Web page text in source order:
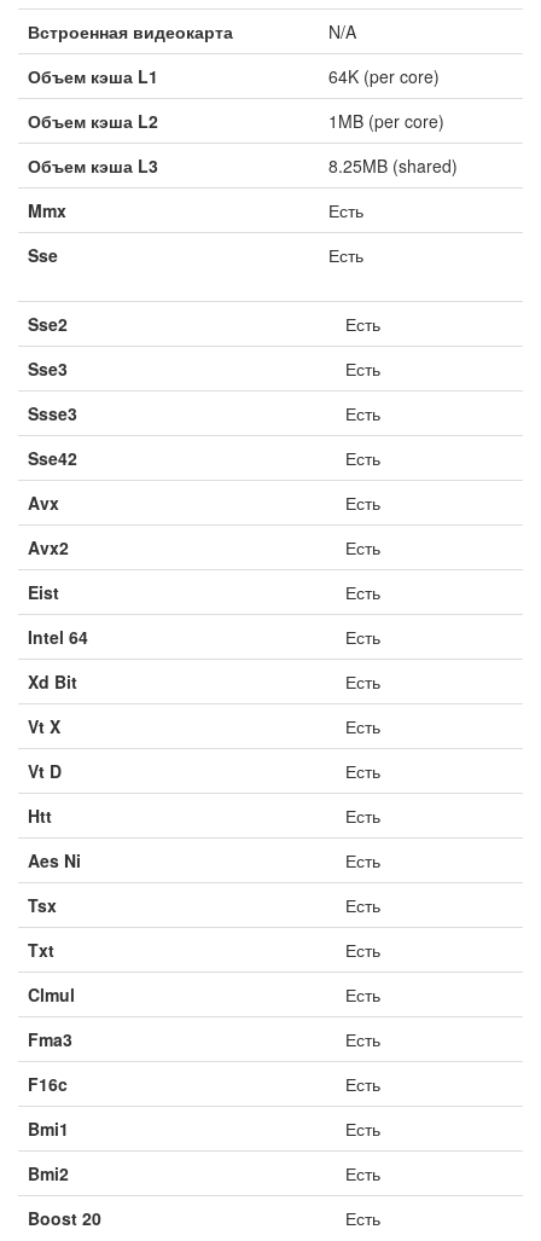
Встроенная видеокарта
N/A
Объем кэша L1
64K (per core)
Объем кэша L2
1MB (per core)
Объем кэша L3
8.25MB (shared)
Mmx
Есть
Sse
Есть
Sse2
Есть
Sse3
Есть
Ssse3
Есть
Sse42
Есть
Avx
Есть
Avx2
Есть
Eist
Есть
Intel 64
Есть
Xd Bit
Есть
Vt X
Есть
Vt D
Есть
Htt
Есть
Aes Ni
Есть
Tsx
Есть
Txt
Есть
Clmul
Есть
Fma3
Есть
F16c
Есть
Bmi1
Есть
Bmi2
Есть
Boost 20
Есть